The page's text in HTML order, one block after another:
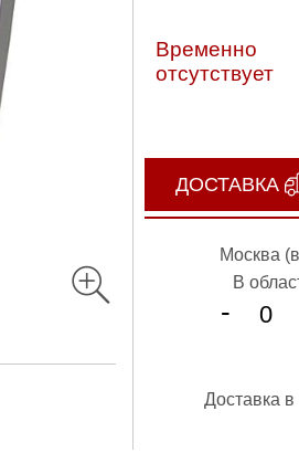
Временно
отсутствует
ДОСТАВКА
Москва
В
-
Доставка